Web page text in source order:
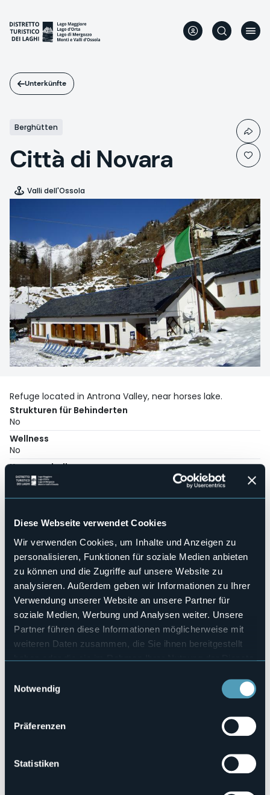
Diese Webseite verwendet Cookies
Wir verwenden Cookies, um Inhalte und Anzeigen zu
personalisieren, Funktionen für soziale Medien anbieten
zu können und die Zugriffe auf unsere Website zu
analysieren. Außerdem geben wir Informationen zu Ihrer
Verwendung unserer Website an unsere Partner für
soziale Medien, Werbung und Analysen weiter. Unsere
Partner führen diese Informationen möglicherweise mit
weiteren Daten zusammen, die Sie ihnen bereitgestellt
haben oder die sie im Rahmen Ihrer Nutzung der Dienste
Notwendig
Präferenzen
Statistiken
Inhalt
Unterkünfte
Berghütten
Città di Novara
Valli dell'Ossola
Refuge located in Antrona Valley, near horses lake.
Strukturen für Behinderten
No
Wellness
No
Kongresshalle
No
Hallenbad
Haustiere erlaubt
Anzahl der Zimmer
Anzahl der Betten
24
E-mail
rifugiocainovara@libero.it
+39 0324 571256 / +39 348 4856435
Codice CIR
Alpe Cheggio